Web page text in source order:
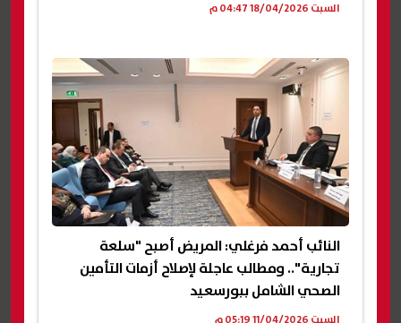
السبت 18/04/2026 04:47 م
النائب أحمد فرغلي: المريض أصبح "سلعة
تجارية".. ومطالب عاجلة لإصلاح أزمات التأمين
الصحي الشامل ببورسعيد
السبت 11/04/2026 05:19 م